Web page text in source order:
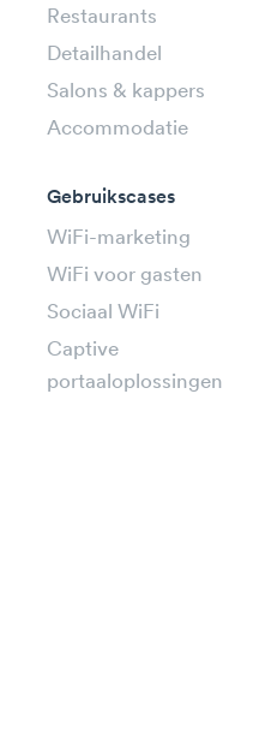
Restaurants
Detailhandel
Salons & kappers
Accommodatie
Gebruikscases
WiFi-marketing
WiFi voor gasten
Sociaal WiFi
Captive
portaaloplossingen